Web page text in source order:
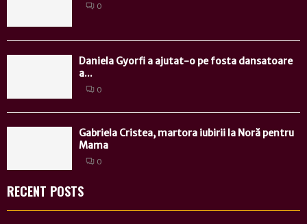
0
Daniela Gyorfi a ajutat-o pe fosta dansatoare
a...
0
Gabriela Cristea, martora iubirii la Noră pentru
Mama
0
RECENT POSTS